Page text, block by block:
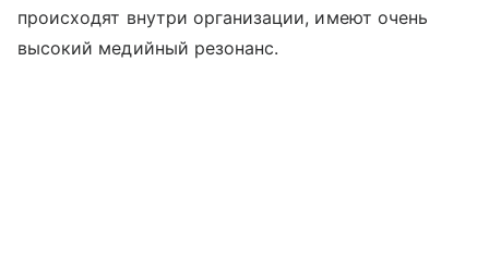
происходят внутри организации, имеют очень
высокий медийный резонанс.